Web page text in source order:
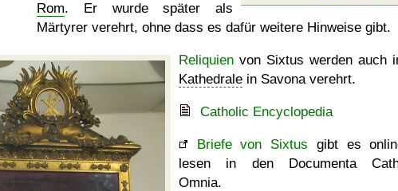
Rom. Er wurde später als
Märtyrer verehrt, ohne dass es dafür weitere Hinweise gibt.
Reliquien von Sixtus werden auch
Kathedrale in Savona verehrt.
Catholic Encyclopedia
Briefe von Sixtus gibt es
lesen in den Documenta
Omnia.